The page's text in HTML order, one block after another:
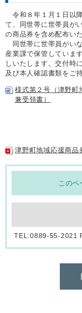
令和８年１月１日以
て、同世帯に世帯員が
の商品券を含め配布い
同世帯に世帯員がい
産業課で保管していま
しいたします。交付時
及び本人確認書類をご
様式第２号（津野町
兼受領書）
津野町地域応援商品
このペ
TEL:0889-55-2021